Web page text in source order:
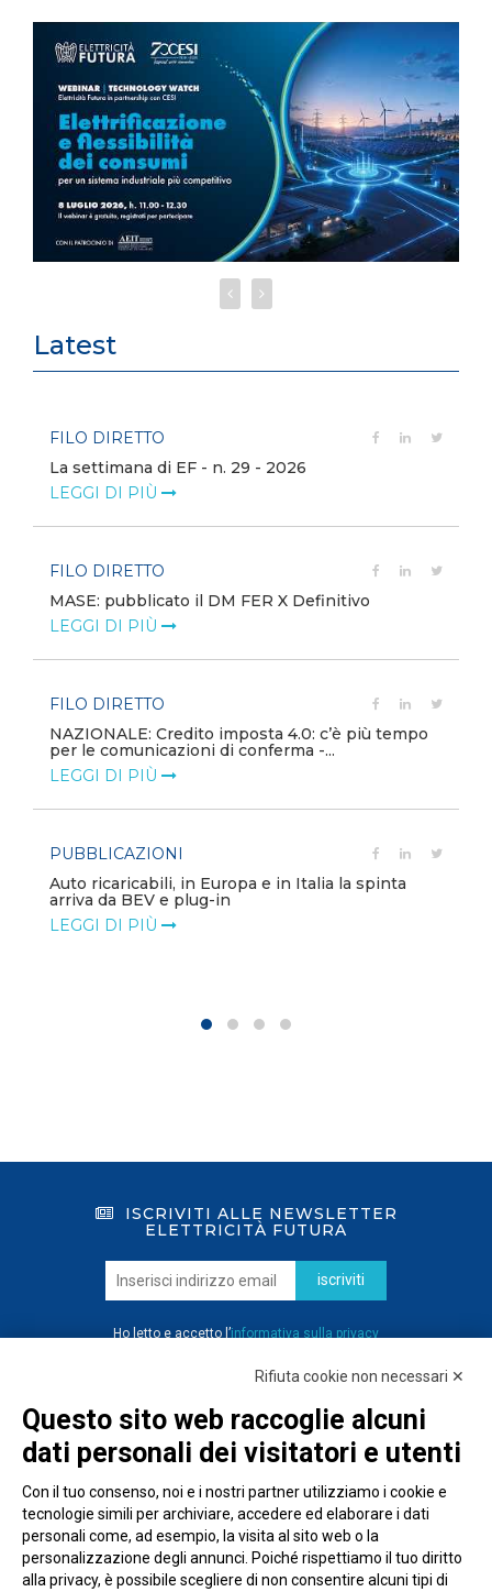
Latest
FILO DIRETTO
Bollettino dell'Energia n. 7/2026
LEGGI DI PIÙ
EVENTI E FORMAZIONE
Energia in transizione: reti connesse e nuovi
equilibri di mercato
Minerali critici, la sicurezza diventa priorità
globale
Modalità di rimborso dei corrispettivi unitari
variabili e delle componenti addi...
ISCRIVITI ALLE NEWSLETTER
ELETTRICITÀ FUTURA
iscriviti
Ho letto e accetto l’informativa sulla privacy
Rifiuta cookie non necessari ✕
Questo sito web raccoglie alcuni
dati personali dei visitatori e utenti
Con il tuo consenso, noi e i nostri partner utilizziamo i cookie e
tecnologie simili per archiviare, accedere ed elaborare i dati
personali come, ad esempio, la visita al sito web o la
personalizzazione degli annunci. Poiché rispettiamo il tuo diritto
alla privacy, è possibile scegliere di non consentire alcuni tipi di